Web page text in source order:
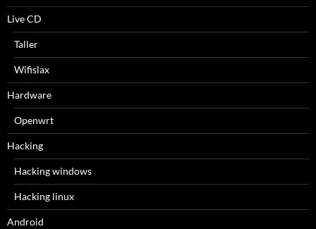
Live CD
Taller
Wifislax
Hardware
Openwrt
Hacking
Hacking windows
Hacking linux
Android